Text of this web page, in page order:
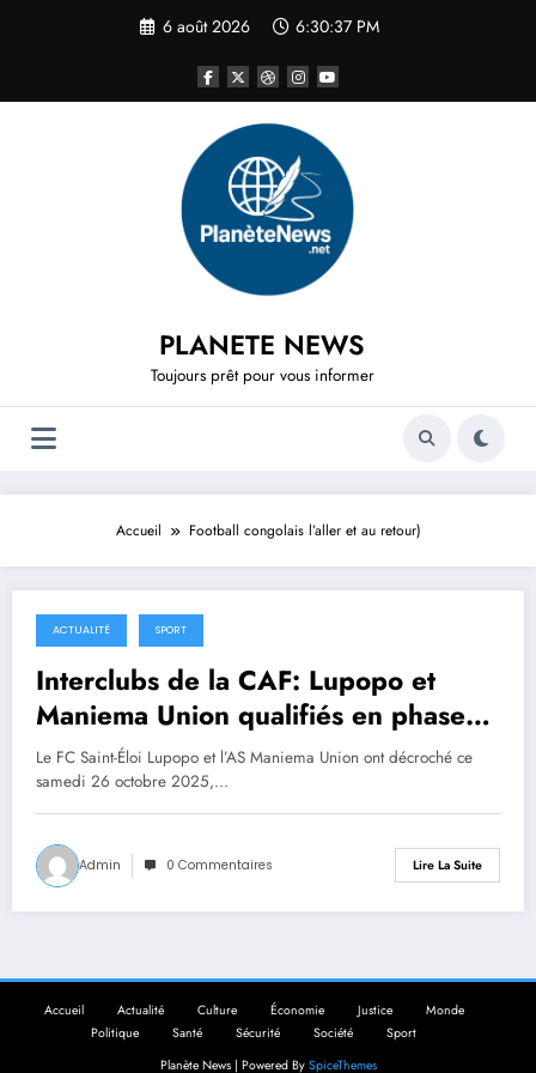
6 août 2026 6:30:37 PM
PLANETE NEWS
Toujours prêt pour vous informer
Accueil Football congolais l’aller et au retour)
25 octobre 2025
ACTUALITÉ SPORT
Interclubs de la CAF: Lupopo et
Maniema Union qualifiés en phase
de groupes
Le FC Saint-Éloi Lupopo et l’AS Maniema Union ont décroché ce
samedi 26 octobre 2025,…
Admin 0 Commentaires Lire La Suite
Accueil Actualité Culture Économie Justice
Monde
Politique
Santé Sécurité Société
Sport
Planète News | Powered By SpiceThemes